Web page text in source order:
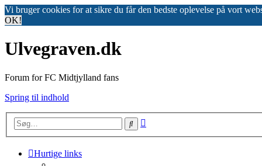
Vi bruger cookies for at sikre du får den bedste oplevelse på vort
OK!
Ulvegraven.dk
Forum for FC Midtjylland fans
Spring til indhold
Søg
Hurtige links